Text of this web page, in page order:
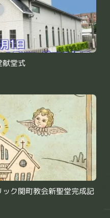
献堂式
ック関町教会新聖堂完成記